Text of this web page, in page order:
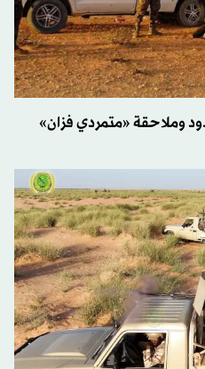
وملاحقة «متمردي فزان»